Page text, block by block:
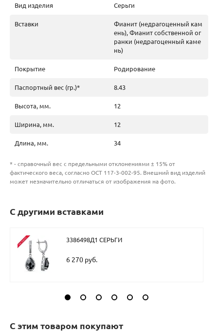
Вид изделия Серьги
Вставки
Фианит (недрагоценный кам
ень), Фианит собственной ог
ранки (недрагоценный каме
нь)
Покрытие Родирование
Паспортный вес (гр.)* 8.43
Высота, мм. 12
Ширина, мм. 12
Длина, мм. 34
* - справочный вес с предельными отклонениями ± 15% от
фактического веса, согласно ОСТ 117-3-002-95. Внешний вид изделий
может незначительно отличаться от изображения на фото.
С другими вставками
3386498Д1 СЕРЬГИ
6 270 руб.
С этим товаром покупают